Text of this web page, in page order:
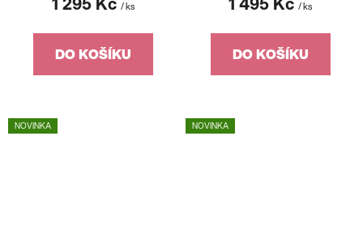
/ ks
DO KOŠÍKU
/ ks
DO KOŠÍKU
NOVINKA NOVINKA